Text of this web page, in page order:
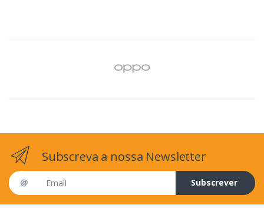
Subscreva a nossa Newsletter
Email address
Subscrever